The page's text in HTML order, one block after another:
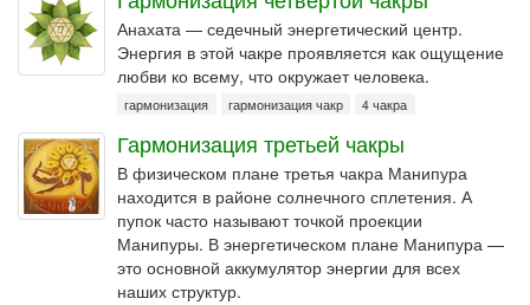
Анахата — седечный энергетический центр.
Энергия в этой чакре проявляется как ощущение
любви ко всему, что окружает человека.
гармонизация гармонизация чакр 4 чакра
Гармонизация третьей чакры
В физическом плане третья чакра Манипура
находится в районе солнечного сплетения. А
пупок часто называют точкой проекции
Манипуры. В энергетическом плане Манипура —
это основной аккумулятор энергии для всех
наших структур.